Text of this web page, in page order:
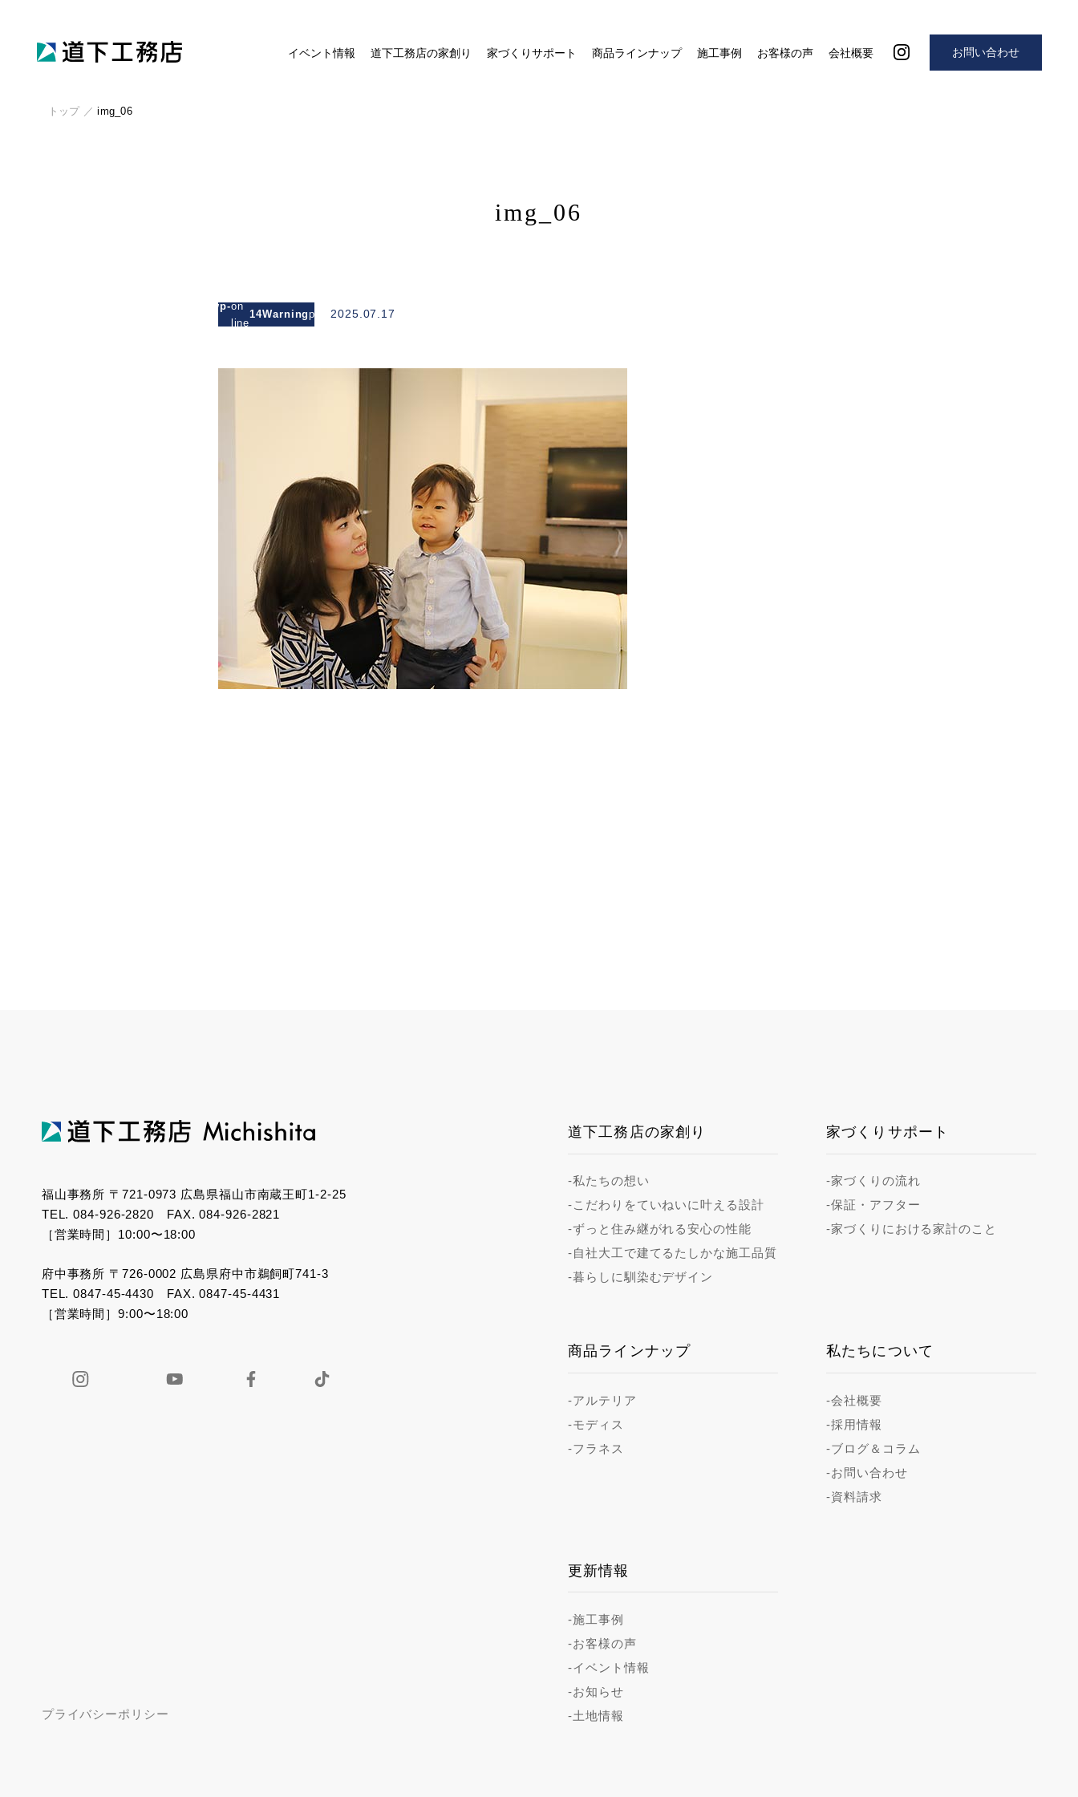
イベント情報 道下工務店の家創り 家づくりサポート 商品ラインナップ 施工事例 お客様の声 会社概要 お問い合わせ
トップ／img_06
img_06
michishitakoumuten.jp/public_html/wp-on
line
14Warningproperty2025.07.17
福山事務所 〒721-0973 広島県福山市南蔵王町1-2-25
TEL. 084-926-2820 FAX. 084-926-2821
［営業時間］10:00〜18:00
府中事務所 〒726-0002 広島県府中市鵜飼町741-3
TEL. 0847-45-4430 FAX. 0847-45-4431
［営業時間］9:00〜18:00
プライバシーポリシー
道下工務店の家創り
-私たちの想い
-こだわりをていねいに叶える設計
-ずっと住み継がれる安心の性能
-自社大工で建てるたしかな施工品質
-暮らしに馴染むデザイン
家づくりサポート
-家づくりの流れ
-保証・アフター
-家づくりにおける家計のこと
商品ラインナップ
-アルテリア
-モディス
-フラネス
私たちについて
-会社概要
-採用情報
-ブログ＆コラム
-お問い合わせ
-資料請求
更新情報
-施工事例
-お客様の声
-イベント情報
-お知らせ
-土地情報